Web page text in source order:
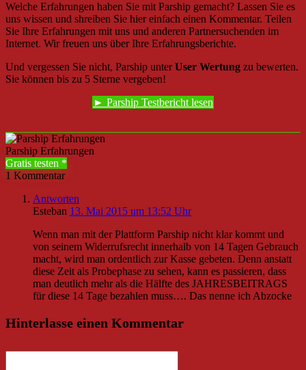
Welche Erfahrungen haben Sie mit Parship gemacht? Lassen Sie es
uns wissen und shreiben Sie hier einfach einen Kommentar. Teilen
Sie Ihre Erfahrungen mit uns und anderen Partnersuchenden im
Internet. Wir freuen uns über Ihre Erfahrungsberichte.
Und vergessen Sie nicht, Parship unterUser Wertung zu bewerten.
Sie können bis zu 5 Sterne vergeben!
► Parship Testbericht lesen
Parship Erfahrungen
Gratis testen
1 Kommentar
Antworten
Esteban 13. Mai 2015 um 13:52 Uhr
Wenn man mit der Plattform Parship nicht klar kommt und
von seinem Widerrufsrecht innerhalb von 14 Tagen Gebrauch
macht, wird man ordentlich zur Kasse gebeten. Denn anstatt
diese Zeit als Probephase zu sehen, kann es passieren, dass
man deutlich mehr als die Hälfte des JAHRESBEITRAGS
für diese 14 Tage bezahlen muss…. Das nenne ich Abzocke
Hinterlasse einen Kommentar